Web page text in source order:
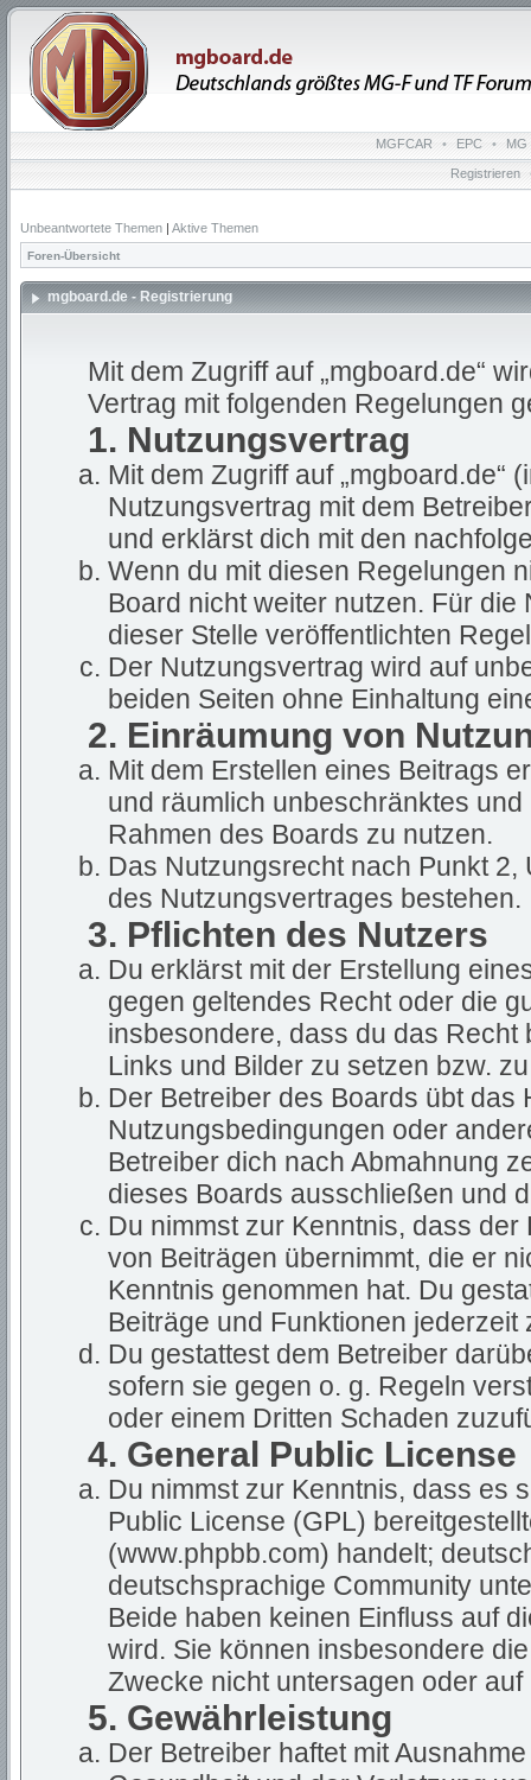
MGFCAR • EPC • MG
Registrieren
Unbeantwortete Themen | Aktive Themen
Foren-Übersicht
mgboard.de - Registrierung
Mit dem Zugriff auf „mgboard.de“
Vertrag mit folgenden Regelungen
1. Nutzungsvertrag
Mit dem Zugriff auf „mgboard.de“
Nutzungsvertrag mit dem
und erklärst dich mit den
Wenn du mit diesen Regelungen
Board nicht weiter nutzen. Für
dieser Stelle veröffentlichten
Der Nutzungsvertrag wird auf
beiden Seiten ohne Einhaltung
2. Einräumung von
Mit dem Erstellen eines Beitrags
und räumlich unbeschränktes
Rahmen des Boards zu nutzen.
Das Nutzungsrecht nach Punkt
des Nutzungsvertrages bestehen.
3. Pflichten des Nutzers
Du erklärst mit der Erstellung
gegen geltendes Recht oder die
insbesondere, dass du das
Links und Bilder zu setzen bzw.
Der Betreiber des Boards übt
Nutzungsbedingungen oder
Betreiber dich nach Abmahnung
dieses Boards ausschließen und
Du nimmst zur Kenntnis, dass
von Beiträgen übernimmt, die er
Kenntnis genommen hat. Du
Beiträge und Funktionen
Du gestattest dem Betreiber
sofern sie gegen o. g. Regeln
oder einem Dritten Schaden
4. General Public License
Du nimmst zur Kenntnis, dass es
Public License (GPL)
(www.phpbb.com) handelt;
deutschsprachige Community
Beide haben keinen Einfluss auf
wird. Sie können insbesondere
Zwecke nicht untersagen oder
5. Gewährleistung
Der Betreiber haftet mit